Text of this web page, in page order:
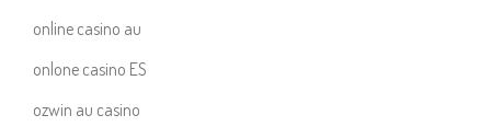
online casino au
onlone casino ES
ozwin au casino